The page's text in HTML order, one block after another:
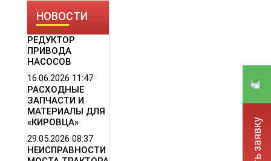
НОВОСТИ
РЕДУКТОР
ПРИВОДА
НАСОСОВ
16.06.2026 11:47
РАСХОДНЫЕ
ЗАПЧАСТИ И
МАТЕРИАЛЫ ДЛЯ
«КИРОВЦА»
29.05.2026 08:37
НЕИСПРАВНОСТИ